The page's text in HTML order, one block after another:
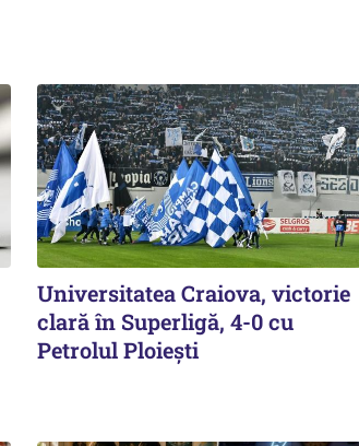
Universitatea Craiova, victorie
clară în Superligă, 4-0 cu
Petrolul Ploieşti